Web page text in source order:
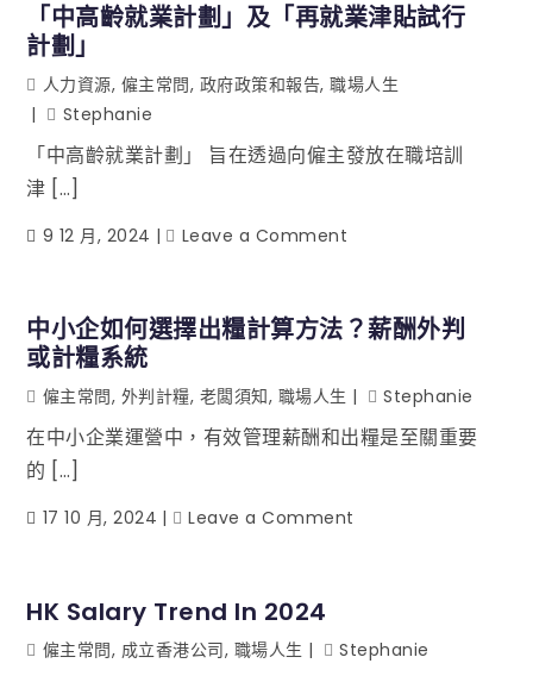
「中高齡就業計劃」及「再就業津貼試行
計劃」
人力資源, 僱主常問, 政府政策和報告,職場人生
Stephanie
「中高齡就業計劃」 旨在透過向僱主發放在職培訓
津 […]
9 12 月, 2024 Leave a Comment
中小企如何選擇出糧計算方法？薪酬外判
或計糧系統
僱主常問, 外判計糧, 老闆須知, 職場人生 Stephanie
在中小企業運營中，有效管理薪酬和出糧是至關重要
的 […]
17 10 月, 2024 Leave a Comment
HK Salary Trend In 2024
僱主常問, 成立香港公司, 職場人生 Stephanie